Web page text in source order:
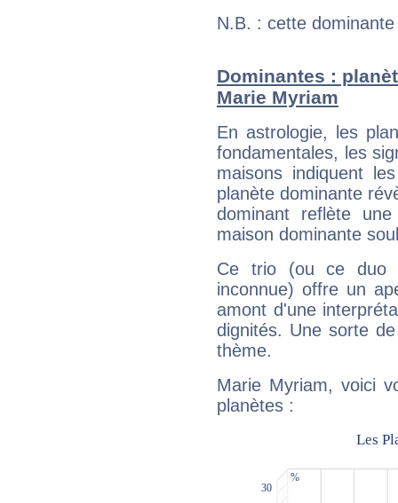
N.B. : cette
Dominantes :
Marie Myriam
En astrologie, les
fondamentales, les
maisons indiquent
planète dominante
dominant reflète
maison dominante
Ce trio (ou ce duo
inconnue) offre un
amont d'une
dignités. Une sorte
thème.
Marie Myriam, voici
planètes :